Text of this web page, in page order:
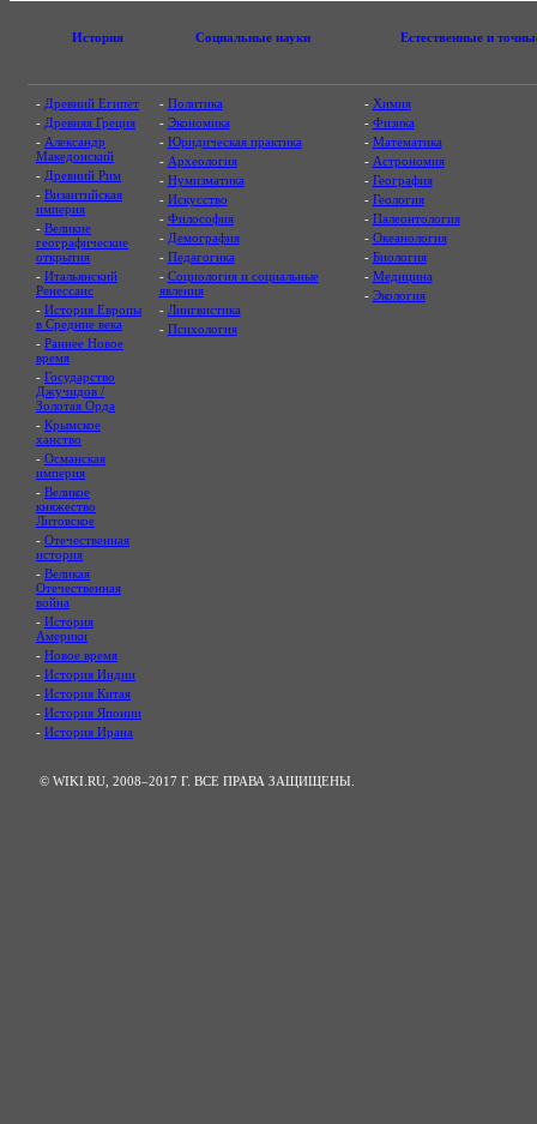
История Социальные науки Естественные и
- Древний Египет
- Древняя Греция
- Александр
Македонский
- Древний Рим
- Византийская
империя
- Великие
географические
открытия
- Итальянский
Ренессанс
- История Европы
в Средние века
- Раннее Новое
время
- Государство
Джучидов /
Золотая Орда
- Крымское
ханство
- Османская
империя
- Великое
княжество
Литовское
- Отечественная
история
- Великая
Отечественная
война
- История
Америки
- Новое время
- История Индии
- История Китая
- История Японии
- История Ирана
- Политика
- Экономика
- Юридическая практика
- Археология
- Нумизматика
- Искусство
- Философия
- Демография
- Педагогика
- Социология и социальные
явления
- Лингвистика
- Психология
- Химия
- Физика
- Математика
- Астрономия
- География
- Геология
- Палеонтология
- Океанология
- Биология
- Медицина
- Экология
© WIKI.RU, 2008–2017 Г. ВСЕ ПРАВА ЗАЩИЩЕНЫ.